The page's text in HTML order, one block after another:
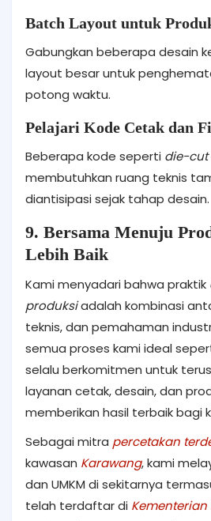
Batch Layout untuk
Gabungkan beberapa desain
layout besar untuk
potong waktu.
Pelajari Kode Cetak dan
Beberapa kode seperti die-cut
membutuhkan ruang teknis
diantisipasi sejak tahap desain.
9. Bersama Menuju
Lebih Baik
Kami menyadari bahwa praktik
produksiadalah kombinasi
teknis, dan pemahaman
semua proses kami ideal
selalu berkomitmen untuk
layanan cetak, desain, dan
memberikan hasil terbaik bagi
Sebagai mitra percetakan
kawasan Karawang, kami
dan UMKM di sekitarnya
telah terdaftar di Kementerian